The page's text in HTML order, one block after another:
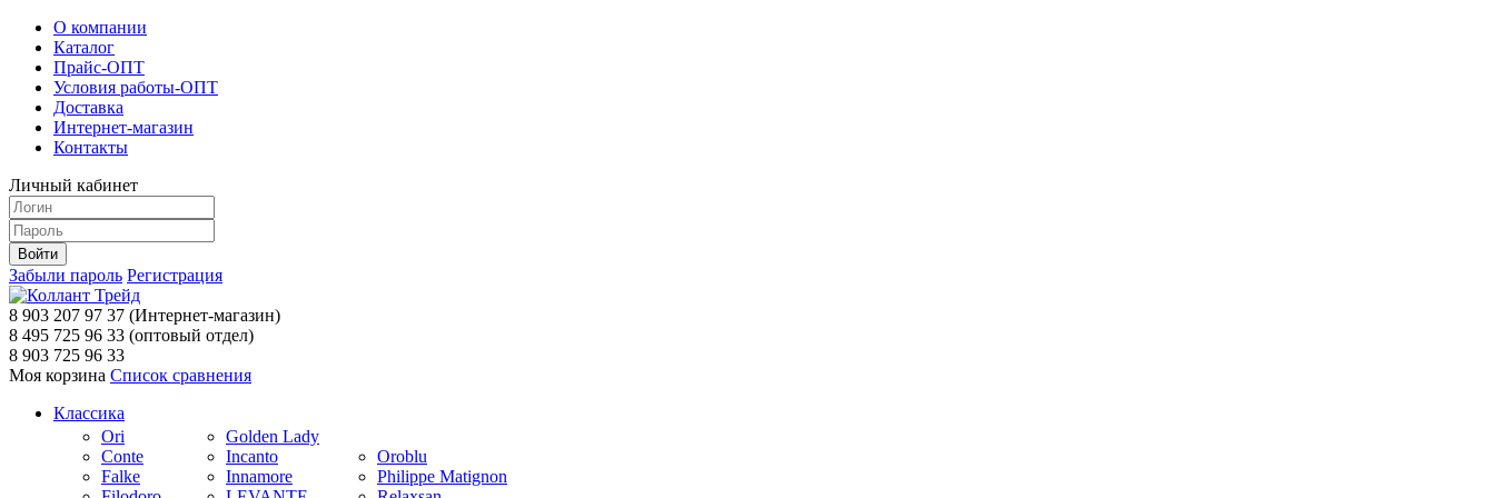
О компании
Каталог
Прайс-ОПТ
Условия работы-ОПТ
Доставка
Интернет-магазин
Контакты
Личный кабинет
Забыли пароль Регистрация
8 903 207 97 37 (Интернет-магазин)
8 495 725 96 33 (оптовый отдел)
8 903 725 96 33
Моя корзина Список сравнения
Классика
Ori
Conte
Falke
Golden Lady
Incanto
Innamore
Oroblu
Philippe Matignon